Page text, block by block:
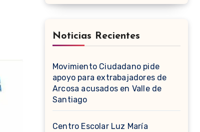
Noticias Recientes
Movimiento Ciudadano pide
apoyo para extrabajadores de
Arcosa acusados en Valle de
Santiago
Centro Escolar Luz María